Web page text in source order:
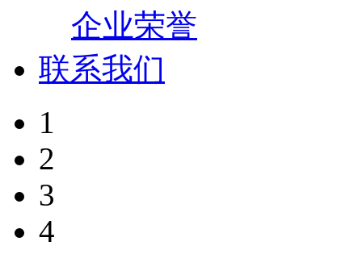
企业荣誉
联系我们
1
2
3
4